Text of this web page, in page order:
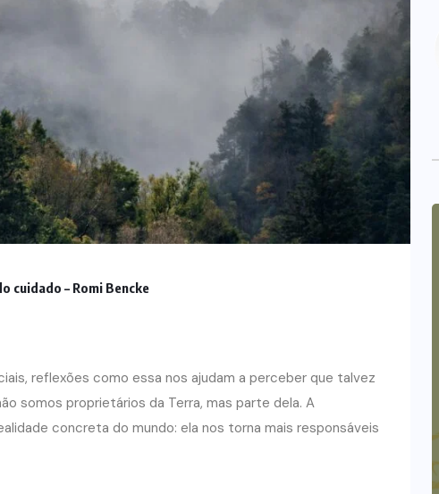
cuidado – Romi Bencke
reflexões como essa nos ajudam a perceber que talvez
somos proprietários da Terra, mas parte dela. A
concreta do mundo: ela nos torna mais responsáveis